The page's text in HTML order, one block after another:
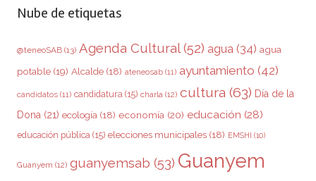
Nube de etiquetas
@teneoSAB (13) Agenda Cultural(52) agua (34) agua
potable (19) Alcalde (18) ateneosab (11) ayuntamiento (42)
candidatos (11) candidatura (15) charla (12) cultura (63) Día de la
Dona (21) ecología (18) economía (20) educación (28)
educación pública (15) elecciones municipales (18) EMSHI (10)
Guanyem (12) guanyemsab (53) Guanyem